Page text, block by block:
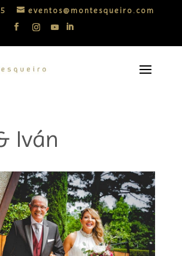
eventos@montesqueiro.com
Iván